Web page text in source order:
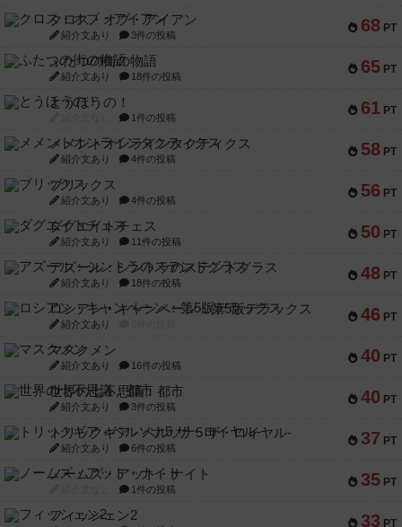
68 PT
クロス・オブ・アイアン
紹介文あり 3件の投稿
65 PT
ふたつの街の物語
紹介文あり 18件の投稿
61 PT
とうほうの！
1件の投稿
58 PT
メメントオンラインタクティクス
紹介文あり 4件の投稿
56 PT
ブリックス
紹介文あり 4件の投稿
50 PT
ダグエイトチェス
紹介文あり 11件の投稿
48 PT
アズール：シントラのステンドグラス
紹介文あり 18件の投稿
46 PT
ロシアン・キャンペーン：第5版デラックス
紹介文あり
40 PT
マスクメン
紹介文あり 16件の投稿
40 PT
世界の七不思議：都市
紹介文あり 3件の投稿
37 PT
トリックギア - ペルソナ5 ザ・ロイヤル-
紹介文あり 6件の投稿
35 PT
ノームズ・アット・ナイト
1件の投稿
33 PT
フィッシェン2